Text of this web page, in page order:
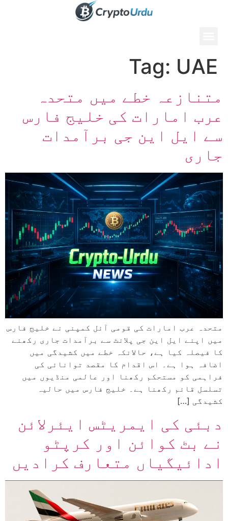
Tag: UAE
متنازعہ خطے میں متحدہ
عرب امارات کی خلیج فارس
سے ایل این جی برآمدات
جاری
متحدہ عرب امارات کی قومی آئل کمپنی نے خلیج فارس
میں اپنے ایل این جی پلانٹ سے برآمدات جاری رکھنے
کا فیصلہ کیا ہے، حالانکہ خطے میں کشیدگی میں
اضافہ ہوا ہے۔ اس اقدام کا مقصد توانائی کی
فراہمی کو مستحکم رکھنا اور عالمی منڈیوں میں
تسلسل قائم رکھنا ہے۔ خلیج فارس میں حالیہ
کشیدگی […]
دبئی کی ایمریٹس ایئرلائن
نے بٹ کوائن اور کرپٹو
ادائیگیاں متعارف کرادیں